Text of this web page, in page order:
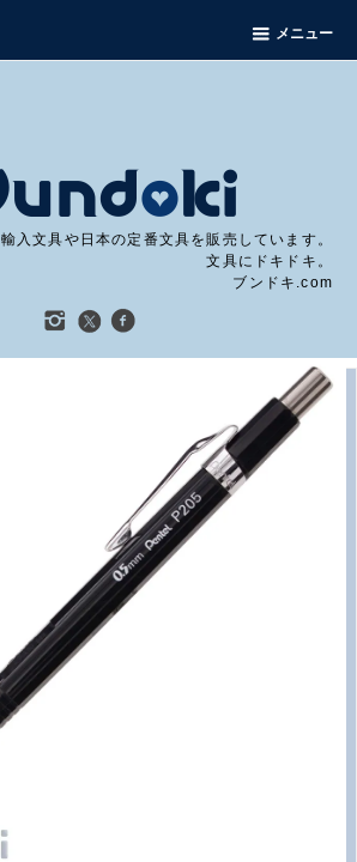
メニュー
輸入文具や日本の定番文具を販売しています。
文具にドキドキ。
ブンドキ.com